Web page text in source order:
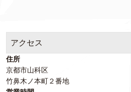
アクセス
住所
京都市山科区
竹鼻木ノ本町２番地